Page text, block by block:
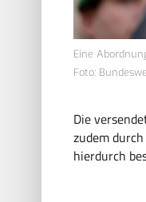
Eine
Foto:
Die
zudem
hierdurch